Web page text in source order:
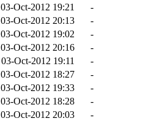
03-Oct-2012 19:21
-
03-Oct-2012 20:13
-
03-Oct-2012 19:02
-
03-Oct-2012 20:16
-
03-Oct-2012 19:11
-
03-Oct-2012 18:27
-
03-Oct-2012 19:33
-
03-Oct-2012 18:28
-
03-Oct-2012 20:03
-